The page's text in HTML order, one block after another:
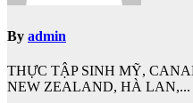
By admin
THỰC TẬP SINH MỸ,
NEW ZEALAND, HÀ LAN,...